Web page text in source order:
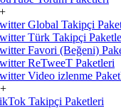
+
Global Takipçi
Türk Takipçi
Favori (Beğeni)
ReTweeT Paketleri
Video izlenme
+
Takipçi Paketleri